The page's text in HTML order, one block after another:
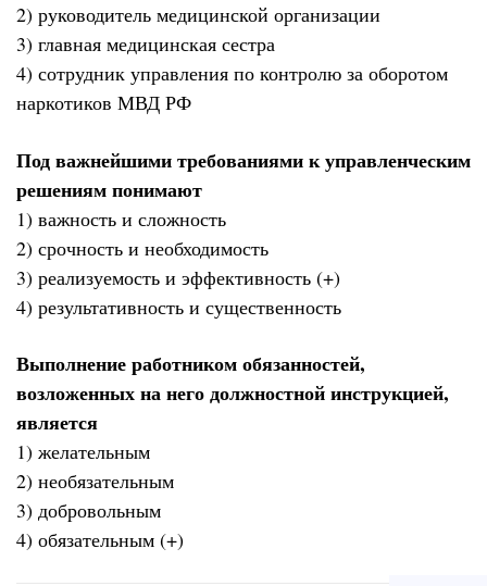
2) руководитель медицинской организации
3) главная медицинская сестра
4) сотрудник управления по контролю за оборотом
наркотиков МВД РФ
Под важнейшими требованиями к управленческим
решениям понимают
1) важность и сложность
2) срочность и необходимость
3) реализуемость и эффективность (+)
4) результативность и существенность
Выполнение работником обязанностей,
возложенных на него должностной инструкцией,
является
1) желательным
2) необязательным
3) добровольным
4) обязательным (+)